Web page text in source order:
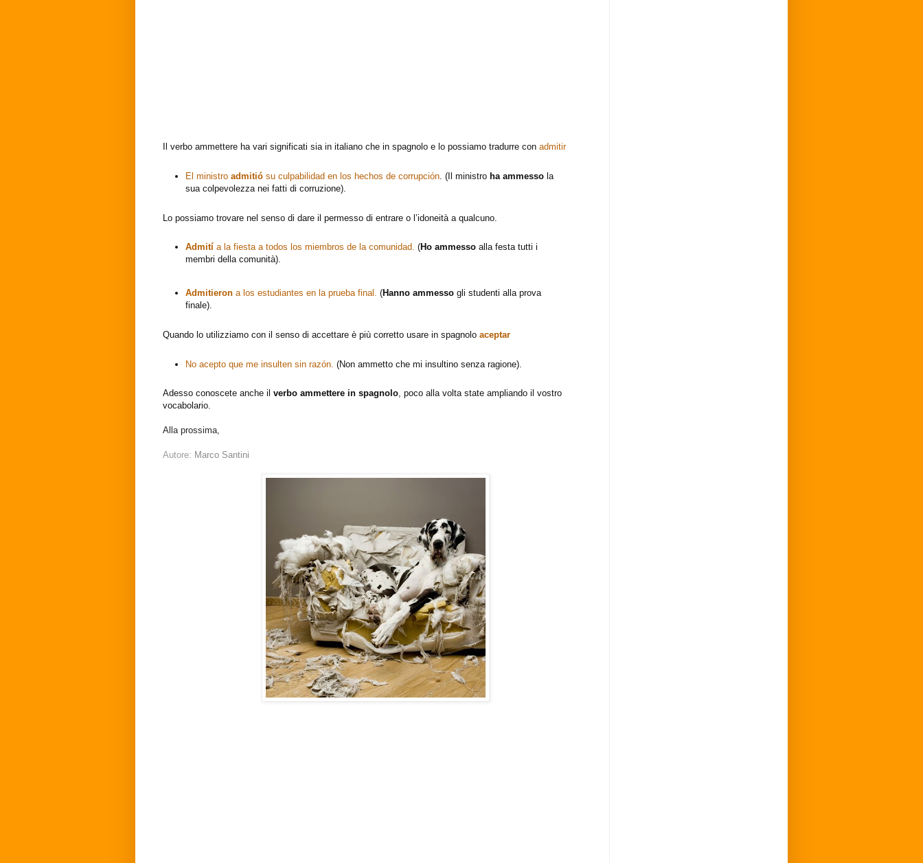
Il verbo ammettere ha vari significati sia in italiano che in spagnolo e lo possiamo tradurre con admitir
El ministro admitió su culpabilidad en los hechos de corrupción. (Il ministro ha ammesso la
sua colpevolezza nei fatti di corruzione).
Lo possiamo trovare nel senso di dare il permesso di entrare o l’idoneità a qualcuno.
Admití a la fiesta a todos los miembros de la comunidad. (Ho ammesso alla festa tutti i
membri della comunità).
Admitieron a los estudiantes en la prueba final. (Hanno ammesso gli studenti alla prova
finale).
Quando lo utilizziamo con il senso di accettare è più corretto usare in spagnolo aceptar
No acepto que me insulten sin razón. (Non ammetto che mi insultino senza ragione).
Adesso conoscete anche il verbo ammettere in spagnolo, poco alla volta state ampliando il vostro
vocabolario.
Alla prossima,
Autore: Marco Santini